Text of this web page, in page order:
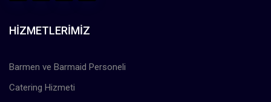
HIZMETLERIMIZ
Barmen ve Barmaid Personeli
Catering Hizmeti